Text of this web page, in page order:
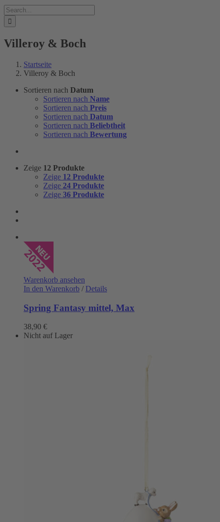
Suche
nach:
Villeroy & Boch
Startseite
Villeroy & Boch
Sortieren nach Datum
Sortieren nach Name
Sortieren nach Preis
Sortieren nach Datum
Sortieren nach Beliebtheit
Sortieren nach Bewertung
Zeige 12 Produkte
Zeige 12 Produkte
Zeige 24 Produkte
Zeige 36 Produkte
Warenkorb ansehen
In den Warenkorb / Details
Spring Fantasy mittel, Max
38,90 €
Nicht auf Lager